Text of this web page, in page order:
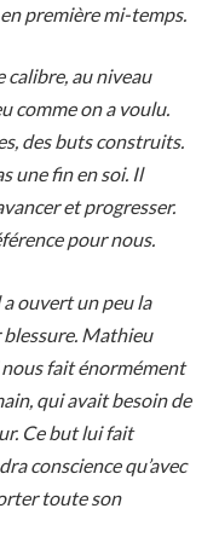
première mi-temps.
calibre, au niveau
comme on a voulu.
des buts construits.
une fin en soi. Il
et progresser.
pour nous.
ouvert un peu la
Mathieu
fait énormément
qui avait besoin de
Ce but lui fait
conscience qu’avec
toute son